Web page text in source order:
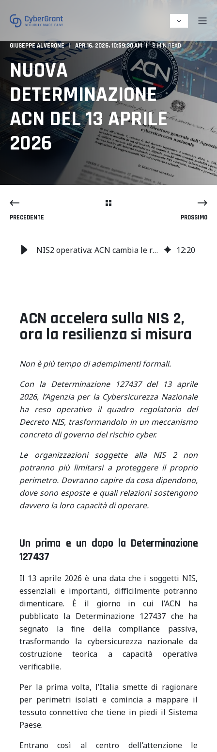
GIUSEPPE ALVERONE APR 16, 2026, 10:59:30 AM 8 MIN READ
NUOVA
DETERMINAZIONE
ACN DEL 13 APRILE
2026
PRECEDENTE PROSSIMO
NIS2 operativa: ACN cambia le regole della resilienza cyber 12:20
ACN accelera sulla NIS 2,
ora la resilienza si misura
Non è più tempo di adempimenti formali.
Con la Determinazione 127437 del 13 aprile
2026, l’Agenzia per la Cybersicurezza Nazionale
ha reso operativo il quadro regolatorio del
Decreto NIS, trasformandolo in un meccanismo
concreto di governo del rischio cyber.
Le organizzazioni soggette alla NIS 2 non
potranno più limitarsi a proteggere il proprio
perimetro. Dovranno capire da cosa dipendono,
dove sono esposte e quali relazioni sostengono
davvero la loro capacità di operare.
Un prima e un dopo la Determinazione
127437
Il 13 aprile 2026 è una data che i soggetti NIS,
essenziali e importanti, difficilmente potranno
dimenticare. È il giorno in cui l’ACN ha
pubblicato la Determinazione 127437 che ha
segnato la fine della compliance passiva,
trasformando la cybersicurezza nazionale da
costruzione teorica a capacità operativa
verificabile.
Per la prima volta, l’Italia smette di ragionare
per perimetri isolati e comincia a mappare il
tessuto connettivo che tiene in piedi il Sistema
Paese.
Entrano così al centro dell’attenzione le